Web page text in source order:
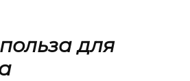
для